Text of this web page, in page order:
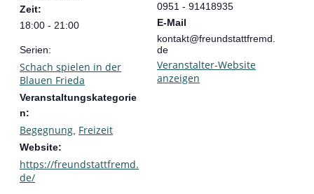
Zeit:
18:00 - 21:00
Serien:
Schach spielen in der
Blauen Frieda
Veranstaltungskategorie
n:
Begegnung Freizeit
Website:
https://freundstattfremd.
de/
0951 - 91418935
E-Mail
kontakt@freundstattfremd.
de
Veranstalter-Website
anzeigen